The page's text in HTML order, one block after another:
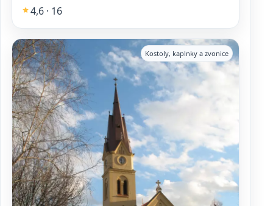
4,6 · 16
Kostoly, kaplnky a zvonice